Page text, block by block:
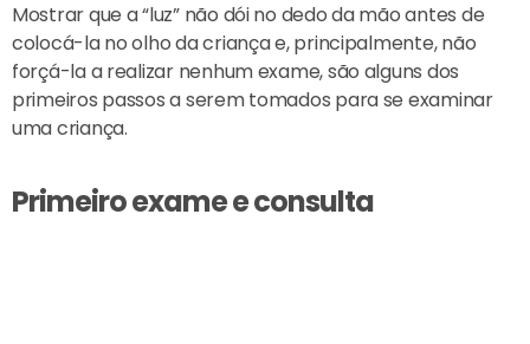
Mostrar que a “luz” não dói no dedo da mão antes de
colocá-la no olho da criança e, principalmente, não
forçá-la a realizar nenhum exame, são alguns dos
primeiros passos a serem tomados para se examinar
uma criança.
Primeiro exame e consulta